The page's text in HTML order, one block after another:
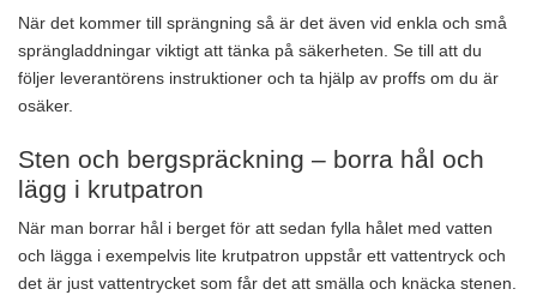
När det kommer till sprängning så är det även vid enkla och små
sprängladdningar viktigt att tänka på säkerheten. Se till att du
följer leverantörens instruktioner och ta hjälp av proffs om du är
osäker.
Sten och bergspräckning – borra hål och
lägg i krutpatron
När man borrar hål i berget för att sedan fylla hålet med vatten
och lägga i exempelvis lite krutpatron uppstår ett vattentryck och
det är just vattentrycket som får det att smälla och knäcka stenen.